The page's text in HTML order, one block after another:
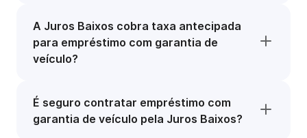
A Juros Baixos cobra taxa antecipada
para empréstimo com garantia de
veículo?
É seguro contratar empréstimo com
garantia de veículo pela Juros Baixos?